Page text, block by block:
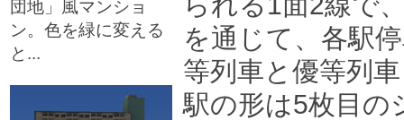
団地」風マンショ
ン。色を緑に変える
と...
を通じて、各駅
等列車と優等列
駅の形は5枚目の